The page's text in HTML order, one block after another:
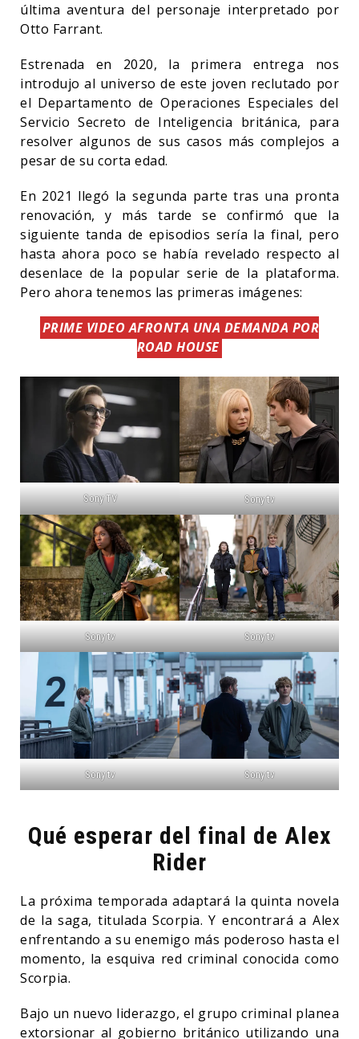
última aventura del personaje interpretado por
Otto Farrant.
Estrenada en 2020, la primera entrega nos
introdujo al universo de este joven reclutado por
el Departamento de Operaciones Especiales del
Servicio Secreto de Inteligencia británica, para
resolver algunos de sus casos más complejos a
pesar de su corta edad.
En 2021 llegó la segunda parte tras una pronta
renovación, y más tarde se confirmó que la
siguiente tanda de episodios sería la final, pero
hasta ahora poco se había revelado respecto al
desenlace de la popular serie de la plataforma.
Pero ahora tenemos las primeras imágenes:
PRIME VIDEO AFRONTA UNA DEMANDA POR
ROAD HOUSE
Sony TV Sony tv
Sony tv Sony tv
Sony tv Sony tv
Qué esperar del final de Alex
Rider
La próxima temporada adaptará la quinta novela
de la saga, titulada Scorpia. Y encontrará a Alex
enfrentando a su enemigo más poderoso hasta el
momento, la esquiva red criminal conocida como
Scorpia.
Bajo un nuevo liderazgo, el grupo criminal planea
extorsionar al gobierno británico utilizando una